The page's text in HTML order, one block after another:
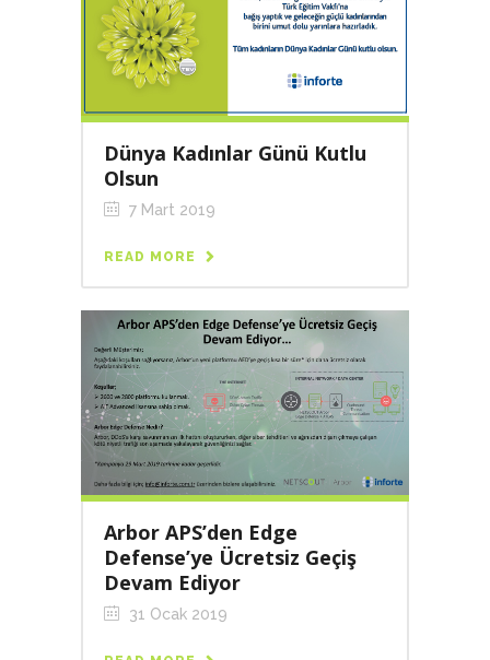
Dünya Kadınlar Günü Kutlu
Olsun
7 Mart 2019
READ MORE
Arbor APS’den Edge
Defense’ye Ücretsiz Geçiş
Devam Ediyor
31 Ocak 2019